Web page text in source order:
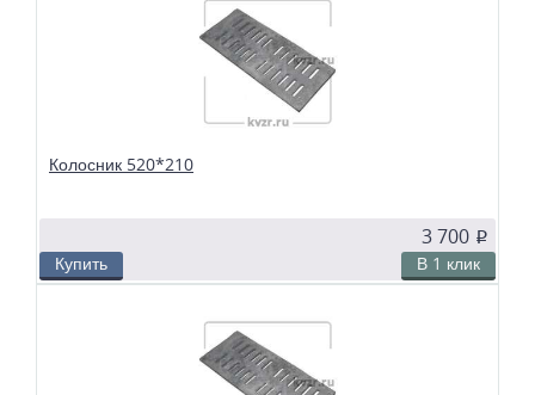
Колосники чугунные 510*220 применяются в слоевых топках
твердотопливных водогрейных и паровых котлов. Чтобы поддерживать в
топке устойчивый слой горящего топлива, дров, угля или брикетов, из
колосников собираются колосниковые решетки.
Колосник 520*210
3 700 p
Купить В 1 клик
Колосники чугунные 520*210 применяются в слоевых топках
твердотопливных водогрейных и паровых котлов. Чтобы поддерживать в
топке устойчивый слой горящего топлива, дров, угля или брикетов, из
колосников собираются колосниковые решетки.